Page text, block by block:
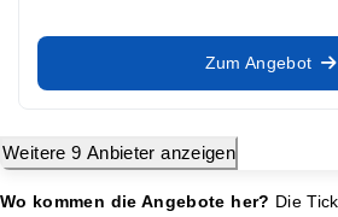
Zum Angebot
Weitere 9 Anbieter anzeigen
Wo kommen die Angebote her? Die